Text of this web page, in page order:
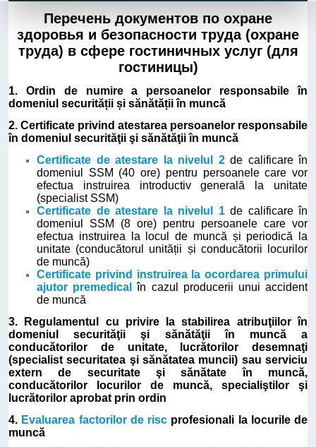
Перечень документов по охране
здоровья и безопасности труда (охране
труда) в сфере гостиничных услуг (для
гостиницы)
1. Ordin de numire a persoanelor responsabile în
domeniul securității și sănătății în muncă
2. Certificate privind atestarea persoanelor responsabile
în domeniul securităţii şi sănătăţii în muncă
Certificate de atestare la nivelul 2de calificare în
domeniul SSM (40 ore) pentru persoanele care vor
efectua instruirea introductiv generală la unitate
(specialist SSM)
Certificate de atestare la nivelul 1de calificare în
domeniul SSM (8 ore) pentru persoanele care vor
efectua instruirea la locul de muncă și periodică la
unitate (conducătorul unității și conducătorii locurilor
de muncă)
Certificate privind instruirea la ocordarea primului
ajutor premedical
în cazul producerii unui accident
de muncă
3. Regulamentul cu privire la stabilirea atribuţiilor în
domeniul securităţii şi sănătăţii în muncă a
conducătorilor de unitate, lucrătorilor desemnaţi
(specialist securitatea şi sănătatea muncii) sau serviciu
extern de securitate şi sănătate în muncă,
conducătorilor locurilor de muncă, specialiştilor şi
lucrătorilor aprobat prin ordin
4. Evaluarea factorilor de risc profesionali la locurile de
muncă